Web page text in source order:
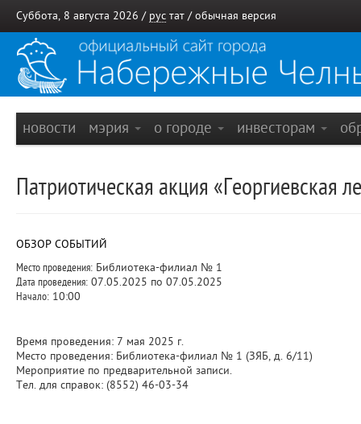
Суббота, 8 августа 2026 / рус тат / обычная версия
новости мэрия о городе инвесторам
Патриотическая акция «Георгиевская
ОБЗОР СОБЫТИЙ
Место проведения: Библиотека-филиал № 1
Дата проведения: 07.05.2025 по 07.05.2025
Начало: 10:00
Время проведения: 7 мая 2025 г.
Место проведения: Библиотека-филиал № 1 (ЗЯБ, д. 6/11)
Мероприятие по предварительной записи.
Тел. для справок: (8552) 46-03-34